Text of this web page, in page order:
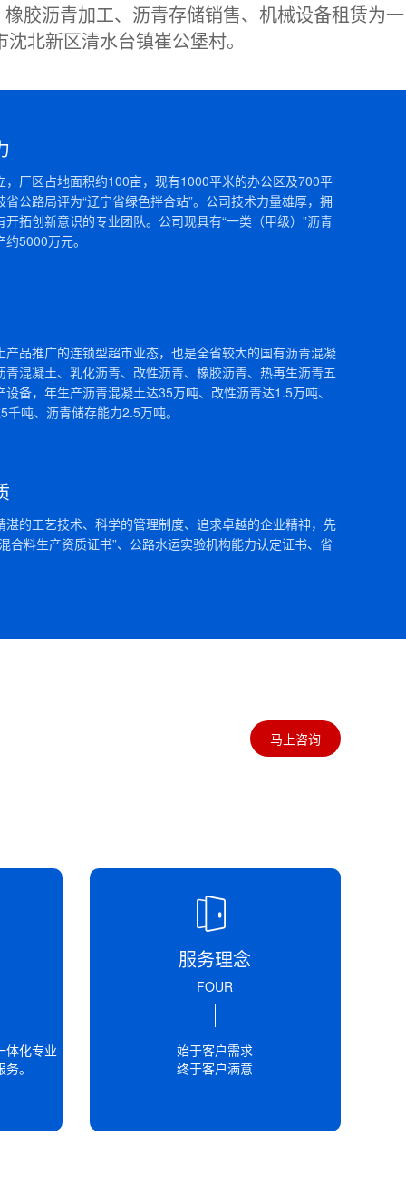
胶沥青加工、沥青存储销售、机械设备租赁为一
北新区清水台镇崔公堡村。
厂区占地面积约100亩，现有1000平米的办公区及700平
公路局评为“辽宁省绿色拌合站”。公司技术力量雄厚，拥
拓创新意识的专业团队。公司现具有“一类（甲级）”沥青
5000万元。
品推广的连锁型超市业态，也是全省较大的国有沥青混凝
混凝土、乳化沥青、改性沥青、橡胶沥青、热再生沥青五
备，年生产沥青混凝土达35万吨、改性沥青达1.5万吨、
吨、沥青储存能力2.5万吨。
的工艺技术、科学的管理制度、追求卓越的企业精神，先
合料生产资质证书”、公路水运实验机构能力认定证书、省
马上咨询
体化专业
。
服务理念
FOUR
始于客户需求
终于客户满意
不少，城市里的马路大部分都是用沥青的，而费用
土在铺设完和刮平后都需要马上进行全面检查的，
巨大表面积使沥青材料形成薄...